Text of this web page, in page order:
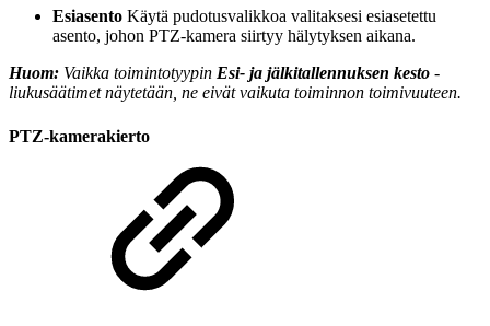
Esiasento Käytä pudotusvalikkoa valitaksesi esiasetettu
asento, johon PTZ-kamera siirtyy hälytyksen aikana.
Huom: Vaikka toimintotyypin Esi- ja jälkitallennuksen kesto -
liukusäätimet näytetään, ne eivät vaikuta toiminnon toimivuuteen.
PTZ-kamerakierto